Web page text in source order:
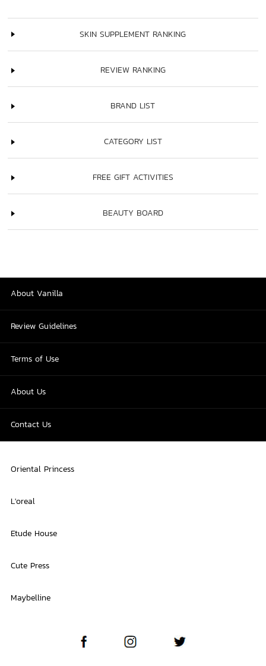
SKIN SUPPLEMENT RANKING
REVIEW RANKING
BRAND LIST
CATEGORY LIST
FREE GIFT ACTIVITIES
BEAUTY BOARD
About Vanilla
Review Guidelines
Terms of Use
About Us
Contact Us
Oriental Princess
L'oreal
Etude House
Cute Press
Maybelline